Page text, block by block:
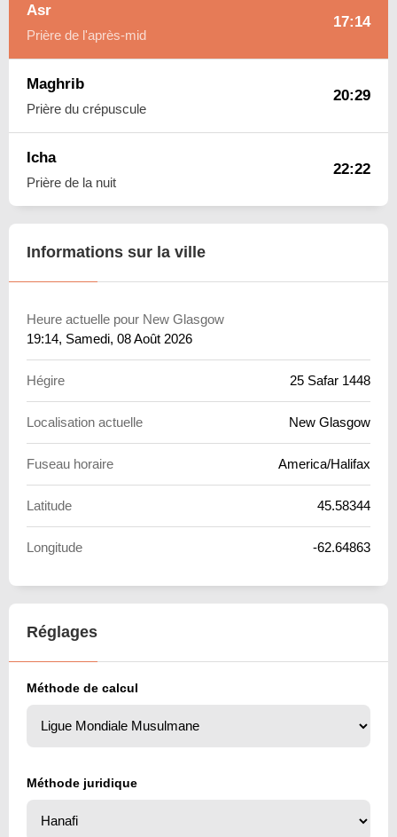
Asr
Prière de l'après-mid
17:14
Maghrib
Prière du crépuscule
20:29
Icha
Prière de la nuit
22:22
Informations sur la ville
Heure actuelle pour New Glasgow
19:14, Samedi, 08 Août 2026
Hégire 25 Safar 1448
Localisation actuelle New Glasgow
Fuseau horaire America/Halifax
Latitude 45.58344
Longitude -62.64863
Réglages
Méthode de calcul
Méthode juridique